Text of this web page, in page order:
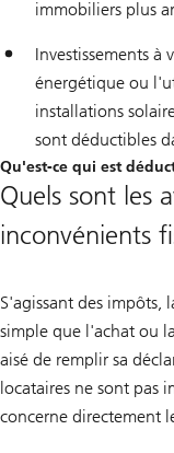
immobiliers plus
Investissements à
énergétique ou
installations
sont déductibles
Qu'est-ce qui est
Quels sont les
inconvénients
S'agissant des impôts,
simple que l'achat ou
aisé de remplir sa
locataires ne sont pas
concerne directement